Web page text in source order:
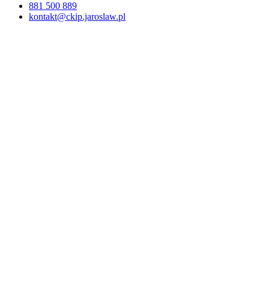
881 500 889
kontakt@ckip.jaroslaw.pl